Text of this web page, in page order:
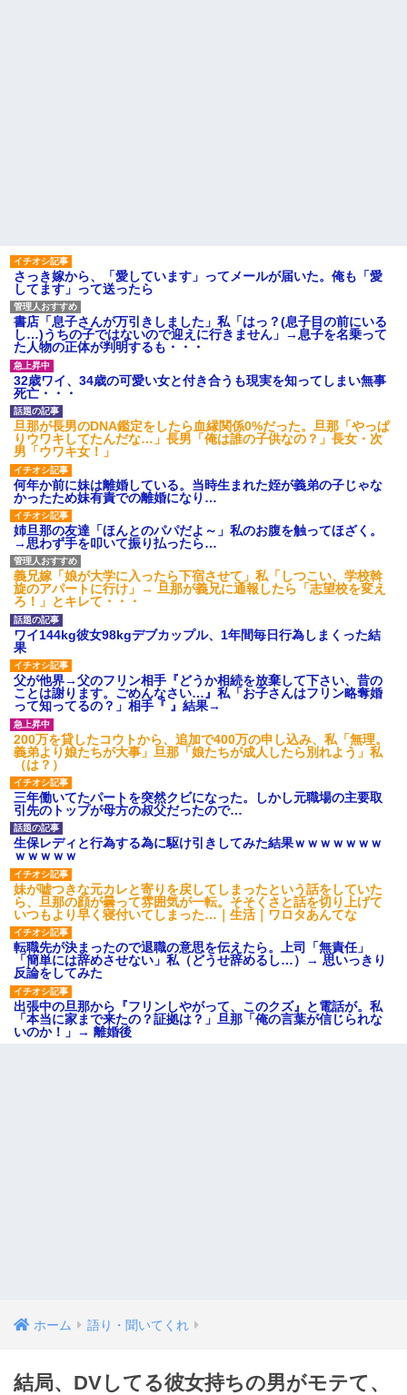
さっき嫁から、「愛しています」ってメールが届いた。俺も「愛
してます」って送ったら
書店「息子さんが万引きしました」私「はっ？(息子目の前にいる
し…)うちの子ではないので迎えに行きません」→息子を名乗って
た人物の正体が判明するも・・・
32歳ワイ、34歳の可愛い女と付き合うも現実を知ってしまい無事
死亡・・・
旦那が長男のDNA鑑定をしたら血縁関係0%だった。旦那「やっぱ
りウワキしてたんだな…」長男「俺は誰の子供なの？」長女・次
男「ウワキ女！」
何年か前に妹は離婚している。当時生まれた姪が義弟の子じゃな
かったため妹有責での離婚になり…
姉旦那の友達「ほんとのパパだよ～」私のお腹を触ってほざく。
→思わず手を叩いて振り払ったら…
義兄嫁「娘が大学に入ったら下宿させて」私「しつこい、学校斡
旋のアパートに行け」→ 旦那が義兄に通報したら「志望校を変え
ろ！」とキレて・・・
ワイ144kg彼女98kgデブカップル、1年間毎日行為しまくった結
果
父が他界→父のフリン相手『どうか相続を放棄して下さい、昔の
ことは謝ります。ごめんなさい…』私「お子さんはフリン略奪婚
って知ってるの？」相手『 』結果→
200万を貸したコウトから、追加で400万の申し込み、私「無理。
義弟より娘たちが大事」旦那「娘たちが成人したら別れよう」私
（は？）
三年働いてたパートを突然クビになった。しかし元職場の主要取
引先のトップが母方の叔父だったので…
生保レディと行為する為に駆け引きしてみた結果ｗｗｗｗｗｗｗ
ｗｗｗｗｗ
妹が嘘つきな元カレと寄りを戻してしまったという話をしていた
ら、旦那の顔が曇って雰囲気が一転。そそくさと話を切り上げて
いつもより早く寝付いてしまった…｜生活｜ワロタあんてな
転職先が決まったので退職の意思を伝えたら。上司「無責任」
「簡単には辞めさせない」私（どうせ辞めるし…）→ 思いっきり
反論をしてみた
出張中の旦那から『フリンしやがって、このクズ』と電話が。私
「本当に家まで来たの？証拠は？」旦那「俺の言葉が信じられな
いのか！」→ 離婚後
ホーム 語り・聞いてくれ
結局、DVしてる彼女持ちの男がモテて、